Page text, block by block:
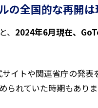
の全国的な再開
2024年6月現在、
イトや関連省庁の発
られていた時期もあり